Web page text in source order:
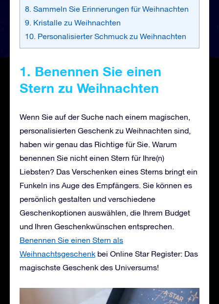
8. Sammeln Sie Erinnerungen für Weihnachten
9. Kristalle zu Weihnachten
10. Personalisierter Schmuck zu Weihnachten
1. Benennen Sie einen
Stern zu Weihnachten
Wenn Sie auf der Suche nach einem magischen,
personalisierten Geschenk zu Weihnachten sind,
haben wir genau das Richtige für Sie. Warum
benennen Sie nicht einen Stern für Ihre(n)
Liebsten? Das Verschenken eines Sterns bringt ein
Funkeln ins Auge des Empfängers. Sie können es
persönlich gestalten und verschiedene
Geschenkoptionen auswählen, die Ihrem Budget
und Ihren Geschenkwünschen entsprechen.
Benennen Sie einen Stern als
Weihnachtsgeschenk bei Online Star Register: Das
magischste Geschenk des Universums!